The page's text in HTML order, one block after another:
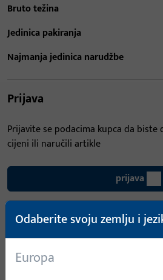
Bruto težina
Jedinica pakiranja
Najmanja jedinica narudžbe
Prijava
Prijavite se podacima kupca da
cijeni ili naručili artikle
prijava
Izradi račun
Odaberite svoju zemlju i
Europa